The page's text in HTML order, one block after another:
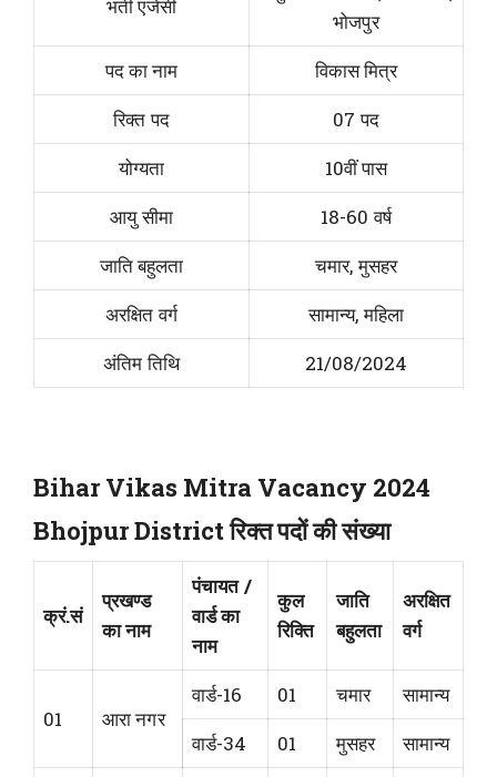
भर्ती एजेंसी
भोजपुर
पद का नाम
विकास मित्र
रिक्त पद
07 पद
योग्यता
10वीं पास
आयु सीमा
18-60 वर्ष
जाति बहुलता
चमार, मुसहर
अरक्षित वर्ग
सामान्य, महिला
अंतिम तिथि
21/08/2024
Bihar Vikas Mitra Vacancy 2024
Bhojpur District रिक्त पदों की संख्या
क्रं.सं
प्रखण्ड
का नाम
पंचायत /
वार्ड का
नाम
कुल
रिक्ति
जाति
बहुलता
अरक्षित
वर्ग
01 आरा नगर
वार्ड-16 01 चमार
सामान्य
वार्ड-34
01 मुसहर सामान्य